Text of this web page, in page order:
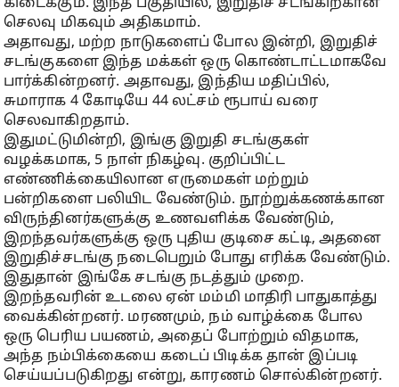
கிடைக்கும். இந்த பகுதியில், இறுதிச் சடங்கிற்கான
செலவு மிகவும் அதிகமாம்.
அதாவது, மற்ற நாடுகளைப் போல இன்றி, இறுதிச்
சடங்குகளை இந்த மக்கள் ஒரு கொண்டாட்டமாகவே
பார்க்கின்றனர். அதாவது, இந்திய மதிப்பில்,
சுமாராக 4 கோடியே 44 லட்சம் ரூபாய் வரை
செலவாகிறதாம்.
இதுமட்டுமின்றி, இங்கு இறுதி சடங்குகள்
வழக்கமாக, 5 நாள் நிகழ்வு. குறிப்பிட்ட
எண்ணிக்கையிலான எருமைகள் மற்றும்
பன்றிகளை பலியிட வேண்டும். நூற்றுக்கணக்கான
விருந்தினர்களுக்கு உணவளிக்க வேண்டும்,
இறந்தவர்களுக்கு ஒரு புதிய குடிசை கட்டி, அதனை
இறுதிச்சடங்கு நடைபெறும் போது எரிக்க வேண்டும்.
இதுதான் இங்கே சடங்கு நடத்தும் முறை.
இறந்தவரின் உடலை ஏன் மம்மி மாதிரி பாதுகாத்து
வைக்கின்றனர். மரணமும், நம் வாழ்க்கை போல
ஒரு பெரிய பயணம், அதைப் போற்றும் விதமாக,
அந்த நம்பிக்கையை கடைப் பிடிக்க தான் இப்படி
செய்யப்படுகிறது என்று, காரணம் சொல்கின்றனர்.